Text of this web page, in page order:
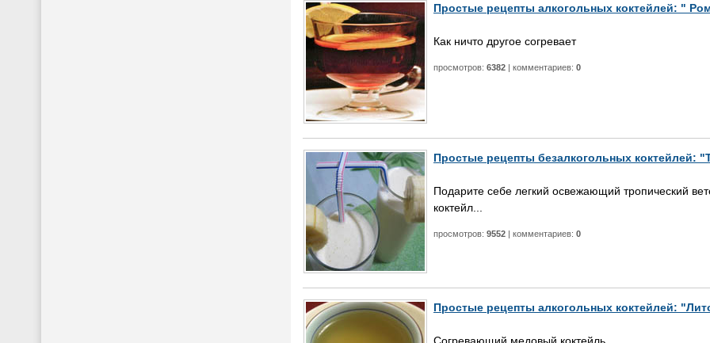
Простые рецепты алкогольных коктейлей: "
Как ничто другое согревает
просмотров: 6382 | комментариев: 0
Простые рецепты безалкогольных коктейлей:
Подарите себе легкий освежающий тропический
коктейл...
просмотров: 9552 | комментариев: 0
Простые рецепты алкогольных коктейлей:
Согревающий медовый коктейль